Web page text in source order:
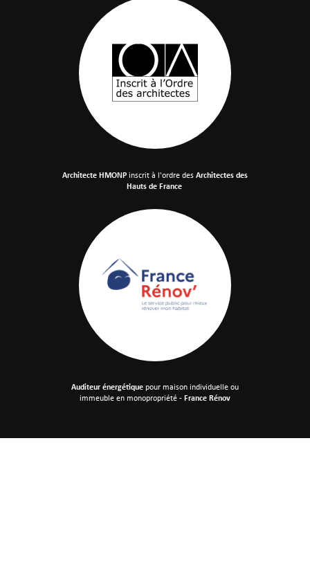
Architecte HMONPinscrit à l'ordre desArchitectes des
Hauts de France
Auditeur énergétiquepour maison individuelleou
immeuble en monopropriété -France Rénov